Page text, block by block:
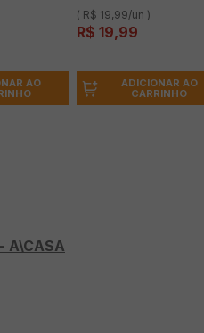
AO
( R$ 19,99/un )
R$ 19,99
ADICIONAR AO
CARRINHO
A\CASA